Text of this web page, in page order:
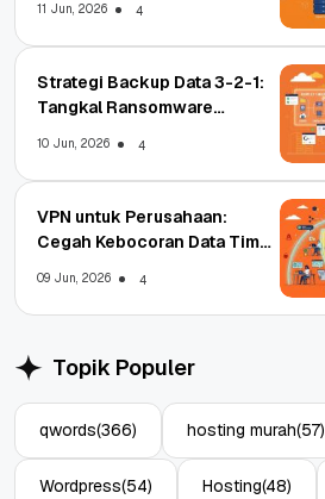
11 Jun, 2026 4
Strategi Backup Data 3-2-1:
Tangkal Ransomware
10 Jun, 2026 4
VPN untuk Perusahaan:
Cegah Kebocoran Data Tim
09 Jun, 2026 4
Topik Populer
qwords(366) hosting murah(57)
Wordpress(54) Hosting(48)